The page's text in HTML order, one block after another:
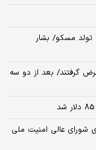
مسکو/ بشار
گرفتند/ بعد از دو سه
شورای عالی امنیت ملی